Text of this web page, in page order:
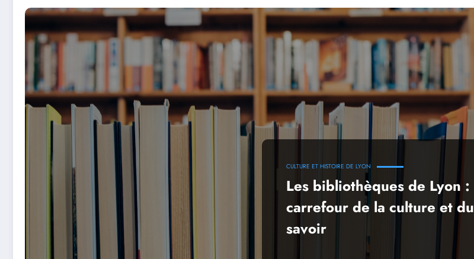
CULTURE ET HISTOIRE DE LYON
Les bibliothèques de Lyon :
carrefour de la culture et du
savoir